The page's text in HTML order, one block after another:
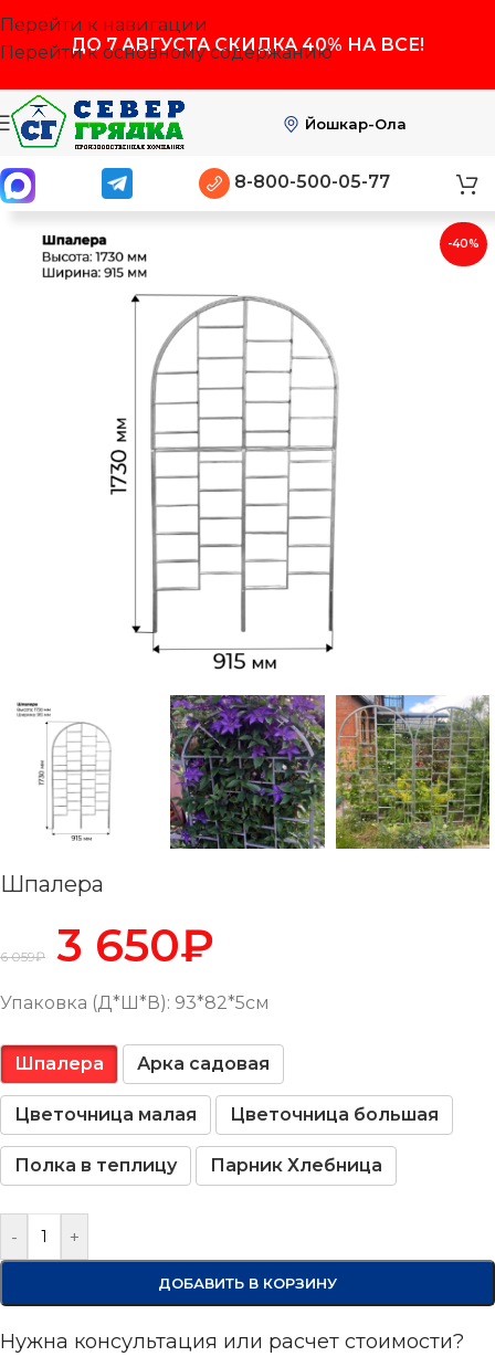
Перейти к навигации
Перейти к основному содержанию
ДО7 АВГУСТАСКИДКА 40% НА ВСЕ!
Йошкар-Ола
8-800-500-05-77
-40%
Шпалера
6 059₽ 3 650₽
Упаковка (Д*Ш*В): 93*82*5см
Шпалера Арка садовая
Цветочница малая Цветочница большая
Полка в теплицу Парник Хлебница
- +
ДОБАВИТЬ В КОРЗИНУ
Нужна консультация или расчет стоимости?